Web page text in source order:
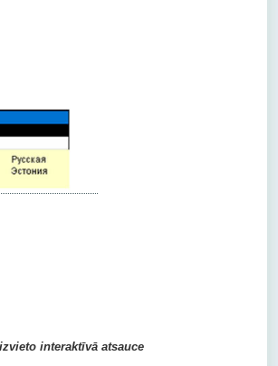
interaktīvā atsauce